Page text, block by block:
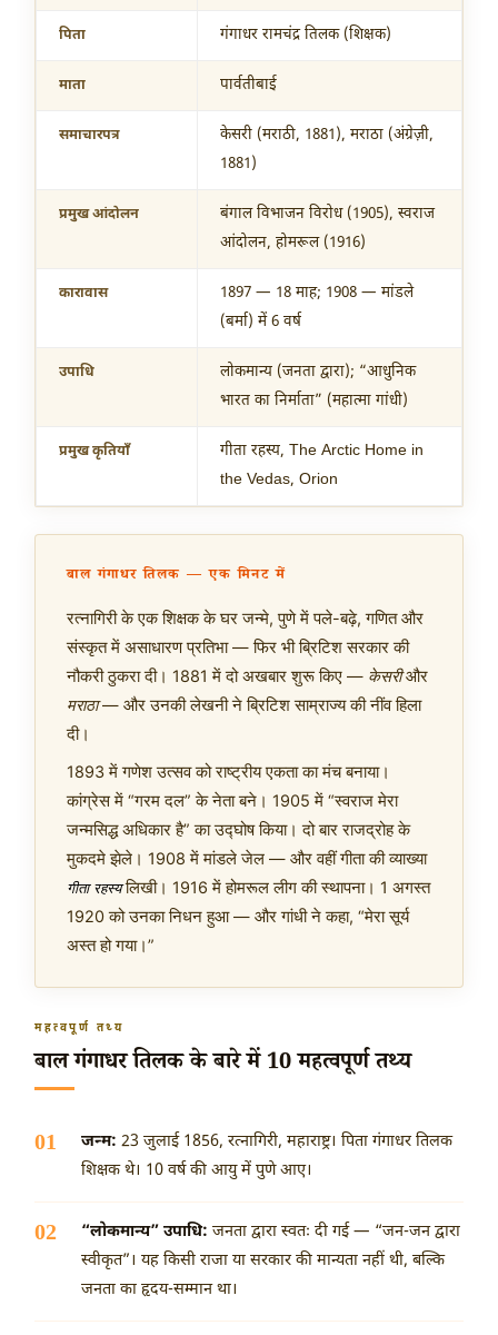
पिता गंगाधर रामचंद्र तिलक (शिक्षक)
माता पार्वतीबाई
समाचारपत्र
केसरी (मराठी, 1881), मराठा (अंग्रेज़ी,
1881)
प्रमुख आंदोलन
बंगाल विभाजन विरोध (1905), स्वराज
आंदोलन, होमरूल (1916)
कारावास
1897 — 18 माह; 1908 — मांडले
(बर्मा) में 6 वर्ष
उपाधि
लोकमान्य (जनता द्वारा); “आधुनिक
भारत का निर्माता” (महात्मा गांधी)
प्रमुख कृतियाँ
गीता रहस्य, The Arctic Home in
the Vedas, Orion
बाल गंगाधर तिलक — एक मिनट में
रत्नागिरी के एक शिक्षक के घर जन्मे, पुणे में पले-बढ़े, गणित और
संस्कृत में असाधारण प्रतिभा — फिर भी ब्रिटिश सरकार की
नौकरी ठुकरा दी। 1881 में दो अखबार शुरू किए — केसरीऔर
मराठा— और उनकी लेखनी ने ब्रिटिश साम्राज्य की नींव हिला
दी।
1893 में गणेश उत्सव को राष्ट्रीय एकता का मंच बनाया।
कांग्रेस में “गरम दल” के नेता बने। 1905 में “स्वराज मेरा
जन्मसिद्ध अधिकार है” का उद्घोष किया। दो बार राजद्रोह के
मुकदमे झेले। 1908 में मांडले जेल — और वहीं गीता की व्याख्या
गीता रहस्यलिखी। 1916 में होमरूल लीग की स्थापना। 1 अगस्त
1920 को उनका निधन हुआ — और गांधी ने कहा, “मेरा सूर्य
अस्त हो गया।”
महत्वपूर्ण तथ्य
बाल गंगाधर तिलक के बारे में 10 महत्वपूर्ण तथ्य
जन्म: 23 जुलाई 1856, रत्नागिरी, महाराष्ट्र। पिता गंगाधर तिलक
शिक्षक थे। 10 वर्ष की आयु में पुणे आए।
“लोकमान्य” उपाधि: जनता द्वारा स्वतः दी गई — “जन-जन द्वारा
स्वीकृत”। यह किसी राजा या सरकार की मान्यता नहीं थी, बल्कि
जनता का हृदय-सम्मान था।